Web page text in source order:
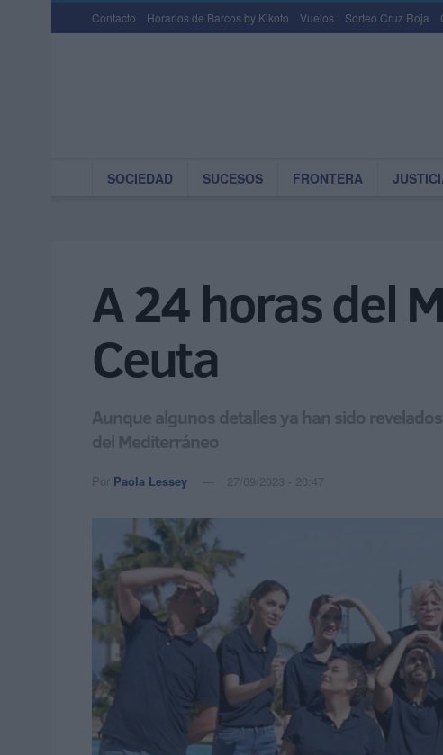
Contacto Horarios de Barcos by Kikoto Vuelos Sorteo Cruz Roja
SOCIEDAD SUCESOS FRONTERA
A 24 horas del
Ceuta
Aunque algunos detalles ya han sido
del Mediterráneo
Por Paola Lessey 27/09/2023 - 20:47